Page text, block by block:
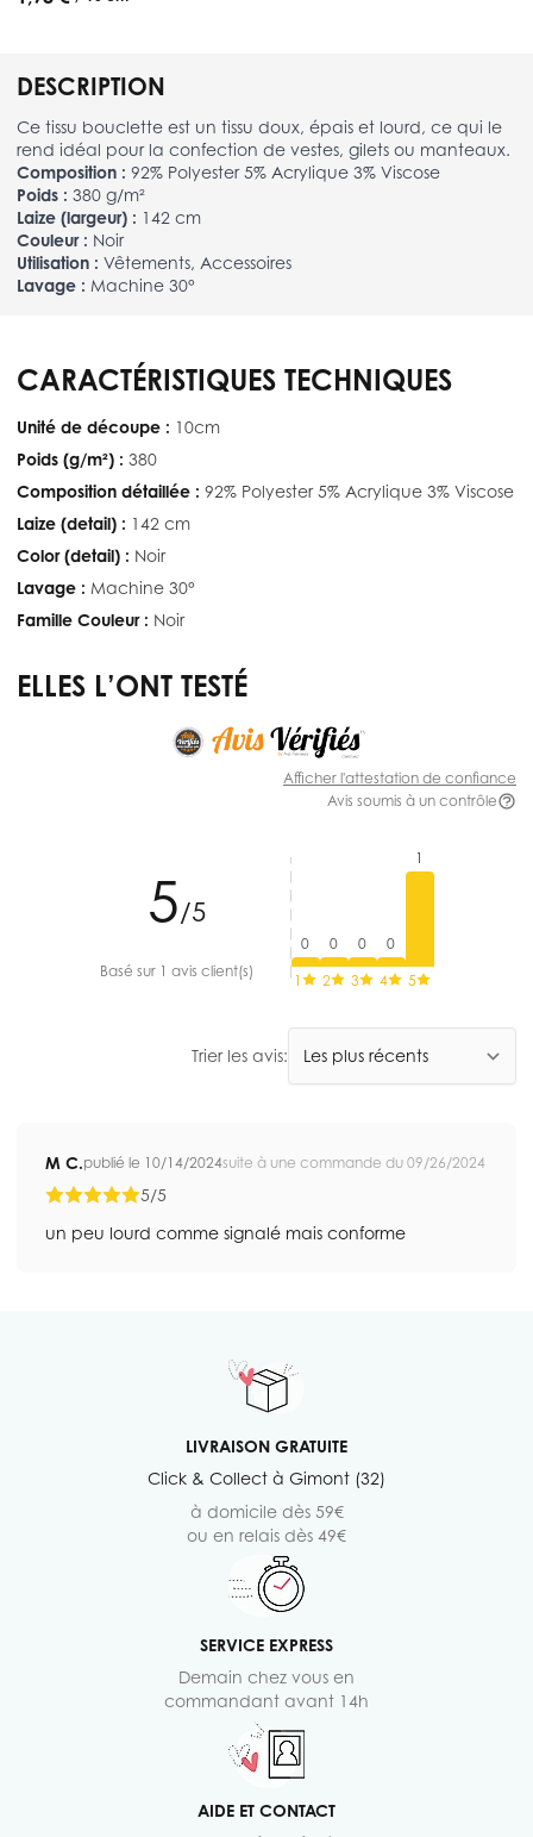
DESCRIPTION
Ce tissu bouclette est un tissu doux, épais et lourd, ce qui le
rend idéal pour la confection de vestes, gilets ou manteaux.
Composition : 92% Polyester 5% Acrylique 3% Viscose
Poids : 380 g/m²
Laize (largeur) : 142 cm
Couleur : Noir
Utilisation : Vêtements, Accessoires
Lavage : Machine 30°
CARACTÉRISTIQUES TECHNIQUES
Unité de découpe : 10cm
Poids (g/m²) : 380
Composition détaillée : 92% Polyester 5% Acrylique 3% Viscose
Laize (detail) : 142 cm
Color (detail) : Noir
Lavage : Machine 30°
Famille Couleur : Noir
ELLES L’ONT TESTÉ
Afficher l'attestation de confiance
Avis soumis à un contrôle
5/5
Basé sur 1 avis client(s)
0
1
0
2
0
3
0
4
1
5
Trier les avis:
M C.publié le 10/14/2024suite à une commande du 09/26/2024
5/5
un peu lourd comme signalé mais conforme
LIVRAISON GRATUITE
Click & Collect à Gimont (32)
à domicile dès 59€
ou en relais dès 49€
SERVICE EXPRESS
Demain chez vous en
commandant avant 14h
AIDE ET CONTACT